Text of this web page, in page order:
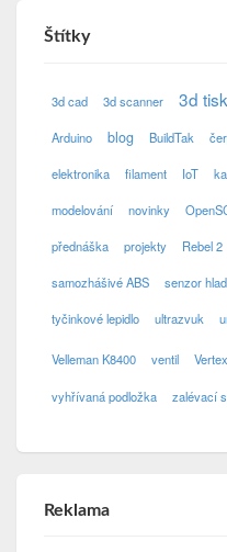
Štítky
3d cad 3d scanner 3d tisk
Arduino blog BuildTak
elektronika filament IoT
modelování novinky
přednáška projekty Rebel 2
samozhášivé ABS senzor
tyčinkové lepidlo ultrazvuk
Velleman K8400 ventil Vertex
vyhřívaná podložka zalévací
Reklama